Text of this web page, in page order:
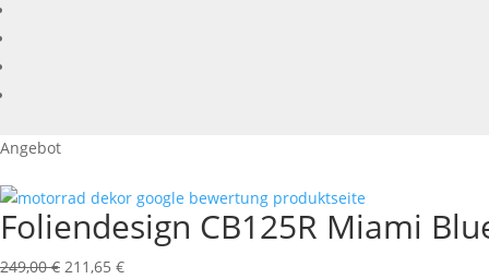
Angebot
Foliendesign CB125R Miami
249,00€ Ursprünglicher
211,65 €Aktueller